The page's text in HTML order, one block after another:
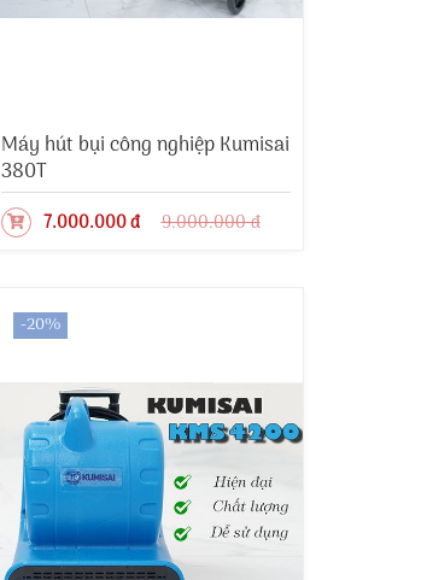
Máy hút bụi công nghiệp Kumisai
380T
7.000.000 đ 9.000.000 đ
-20%